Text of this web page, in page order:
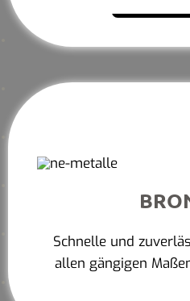
Schnelle und
allen gängigen